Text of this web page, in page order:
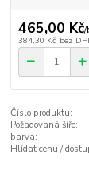
465,00 Kč/
384,30 Kč bez
Číslo produktu:
Požadovaná šíře:
barva:
Hlídat cenu /